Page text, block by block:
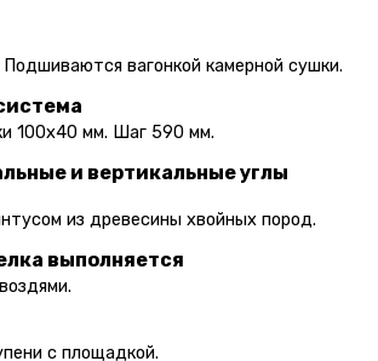
вагонкой камерной сушки.
100х40 мм. Шаг 590 мм.
и вертикальные углы
из древесины хвойных пород.
выполняется
с площадкой.